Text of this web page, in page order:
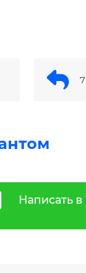
Написать